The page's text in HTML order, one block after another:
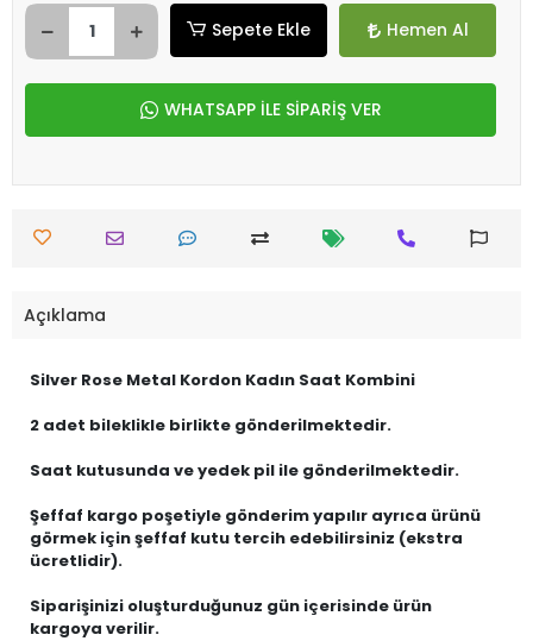
Sepete Ekle Hemen Al
WHATSAPP İLE SİPARİŞ VER
Açıklama
Silver Rose Metal Kordon Kadın Saat Kombini
2 adet bileklikle birlikte gönderilmektedir.
Saat kutusunda ve yedek pil ile gönderilmektedir.
Şeffaf kargo poşetiyle gönderim yapılır ayrıca ürünü
görmek için şeffaf kutu tercih edebilirsiniz (ekstra
ücretlidir).
Siparişinizi oluşturduğunuz gün içerisinde ürün
kargoya verilir.